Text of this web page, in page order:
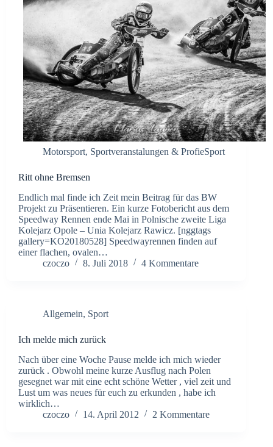
Motorsport, Sportveranstalungen & ProfieSport
Ritt ohne Bremsen
Endlich mal finde ich Zeit mein Beitrag für das BW
Projekt zu Präsentieren. Ein kurze Fotobericht aus dem
Speedway Rennen ende Mai in Polnische zweite Liga
Kolejarz Opole – Unia Kolejarz Rawicz. [nggtags
gallery=KO20180528] Speedwayrennen finden auf
einer flachen, ovalen…
czoczo
8. Juli 2018 4 Kommentare
Allgemein, Sport
Ich melde mich zurück
Nach über eine Woche Pause melde ich mich wieder
zurück . Obwohl meine kurze Ausflug nach Polen
gesegnet war mit eine echt schöne Wetter , viel zeit und
Lust um was neues für euch zu erkunden , habe ich
wirklich…
czoczo
14. April 2012 2 Kommentare